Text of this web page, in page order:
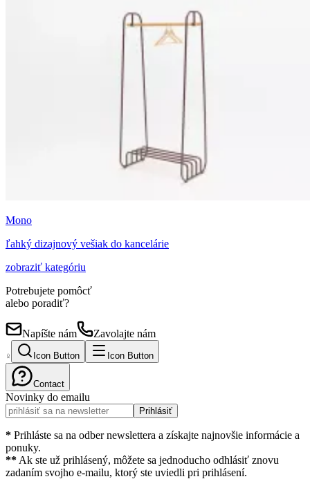
Mono
ľahký dizajnový vešiak do kancelárie
zobraziť kategóriu
Potrebujete pomôcť
alebo poradiť?
Napíšte nám Zavolajte nám
Icon Button Icon Button
Contact
Novinky do emailu
Prihlásiť
* Prihláste sa na odber newslettera a získajte najnovšie informácie a
ponuky.
** Ak ste už prihlásený, môžete sa jednoducho odhlásiť znovu
zadaním svojho e-mailu, ktorý ste uviedli pri prihlásení.